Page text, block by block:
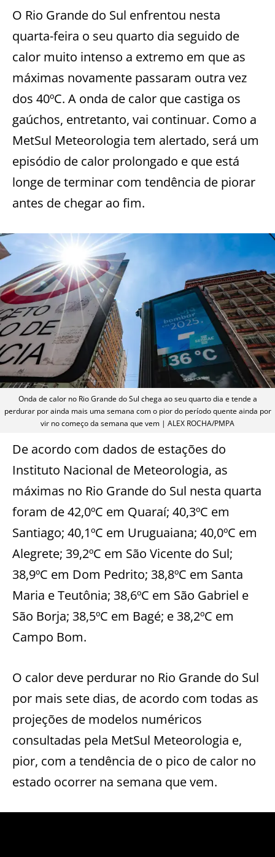
O Rio Grande do Sul enfrentou nesta
quarta-feira o seu quarto dia seguido de
calor muito intenso a extremo em que as
máximas novamente passaram outra vez
dos 40ºC. A onda de calor que castiga os
gaúchos, entretanto, vai continuar. Como a
MetSul Meteorologia tem alertado, será um
episódio de calor prolongado e que está
longe de terminar com tendência de piorar
antes de chegar ao fim.
Onda de calor no Rio Grande do Sul chega ao seu quarto dia e tende a
perdurar por ainda mais uma semana com o pior do período quente ainda por
vir no começo da semana que vem | ALEX ROCHA/PMPA
De acordo com dados de estações do
Instituto Nacional de Meteorologia, as
máximas no Rio Grande do Sul nesta quarta
foram de 42,0ºC em Quaraí; 40,3ºC em
Santiago; 40,1ºC em Uruguaiana; 40,0ºC em
Alegrete; 39,2ºC em São Vicente do Sul;
38,9ºC em Dom Pedrito; 38,8ºC em Santa
Maria e Teutônia; 38,6ºC em São Gabriel e
São Borja; 38,5ºC em Bagé; e 38,2ºC em
Campo Bom.
O calor deve perdurar no Rio Grande do Sul
por mais sete dias, de acordo com todas as
projeções de modelos numéricos
consultadas pela MetSul Meteorologia e,
pior, com a tendência de o pico de calor no
estado ocorrer na semana que vem.